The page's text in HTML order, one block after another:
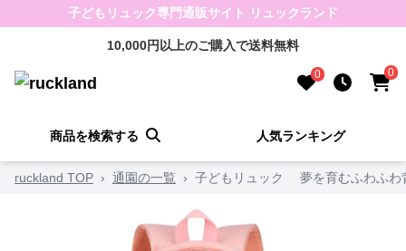
子どもリュック専門通販サイト リュックランド
10,000円以上のご購入で送料無料
0 0
商品を検索する 人気ランキング
ruckland TOP › 通園の一覧 › 子どもリュック 夢を育むふわふわ